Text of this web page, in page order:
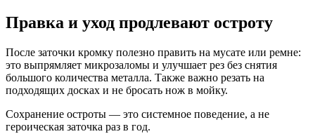
Правка и уход продлевают остроту
После заточки кромку полезно править на мусате или ремне:
это выпрямляет микрозаломы и улучшает рез без снятия
большого количества металла. Также важно резать на
подходящих досках и не бросать нож в мойку.
Сохранение остроты — это системное поведение, а не
героическая заточка раз в год.